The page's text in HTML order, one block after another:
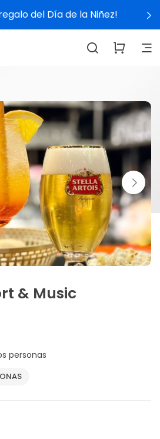
del Día de la Niñez!
& Music
personas